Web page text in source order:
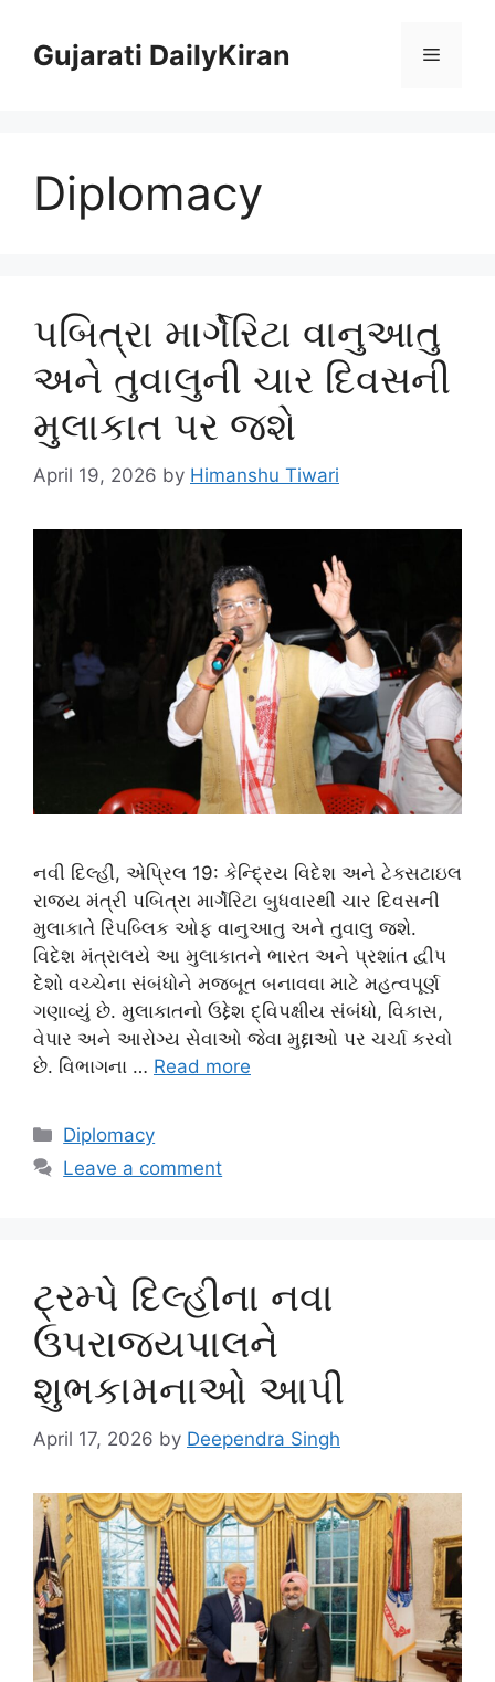
contentGujarati DailyKiran Menu
Diplomacy
પબિત્રા માર્ગેરિટા વાનુઆતુ
અને તુવાલુની ચાર દિવસની
મુલાકાત પર જશે
April 19, 2026 by Himanshu Tiwari
નવી દિલ્હી, એપ્રિલ 19: કેન્દ્રિય વિદેશ અને ટેક્સટાઇલ
રાજ્ય મંત્રી પબિત્રા માર્ગેરિટા બુધવારથી ચાર દિવસની
મુલાકાતે રિપબ્લિક ઓફ વાનુઆતુ અને તુવાલુ જશે.
વિદેશ મંત્રાલયે આ મુલાકાતને ભારત અને પ્રશાંત દ્વીપ
દેશો વચ્ચેના સંબંધોને મજબૂત બનાવવા માટે મહત્વપૂર્ણ
ગણાવ્યું છે. મુલાકાતનો ઉદ્દેશ દ્વિપક્ષીય સંબંધો, વિકાસ,
વેપાર અને આરોગ્ય સેવાઓ જેવા મુદ્દાઓ પર ચર્ચા કરવો
છે. વિભાગના … Read more
Categories
Diplomacy
Leave a comment
ટ્રમ્પે દિલ્હીના નવા
ઉપરાજ્યપાલને
શુભકામનાઓ આપી
April 17, 2026 by Deependra Singh